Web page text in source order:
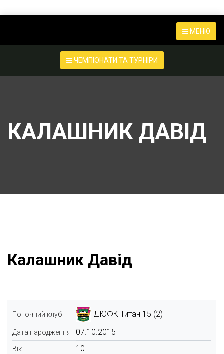
МЕНЮ
ЧЕМПІОНАТИ ТА ТУРНІРИ
КАЛАШНИК ДАВІД
Калашник Давід
Поточний клуб ДЮФК Титан 15 (2)
Дата народження 07.10.2015
Вік 10